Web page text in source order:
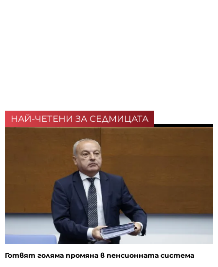
НАЙ-ЧЕТЕНИ ЗА СЕДМИЦАТА
Готвят голяма промяна в пенсионната система